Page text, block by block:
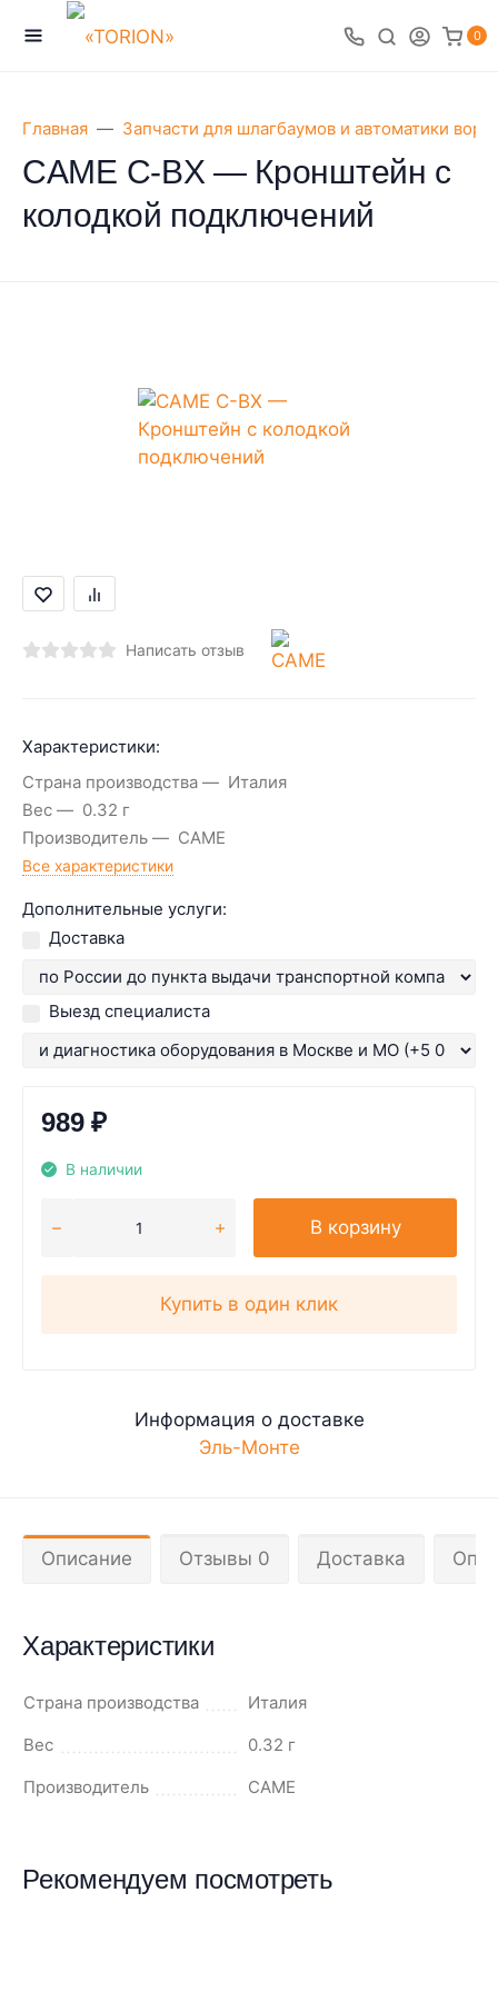
0
Главная Запчасти для шлагбаумов и автоматики
CAME C-BX — Кронштейн с
колодкой подключений
Написать отзыв
Характеристики:
Страна производства
Италия
Вес
0.32 г
Производитель
CAME
Все характеристики
Дополнительные услуги:
Доставка
Выезд специалиста
989₽
В наличии
В корзину
Купить в один клик
Информация о доставке
Эль-Монте
Описание Отзывы 0 Доставка
Характеристики
Страна производства
Италия
Вес
0.32 г
Производитель
CAME
Рекомендуем посмотреть